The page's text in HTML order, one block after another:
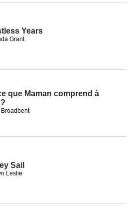
Years
Grant
que Maman comprend à
Sail
Leslie